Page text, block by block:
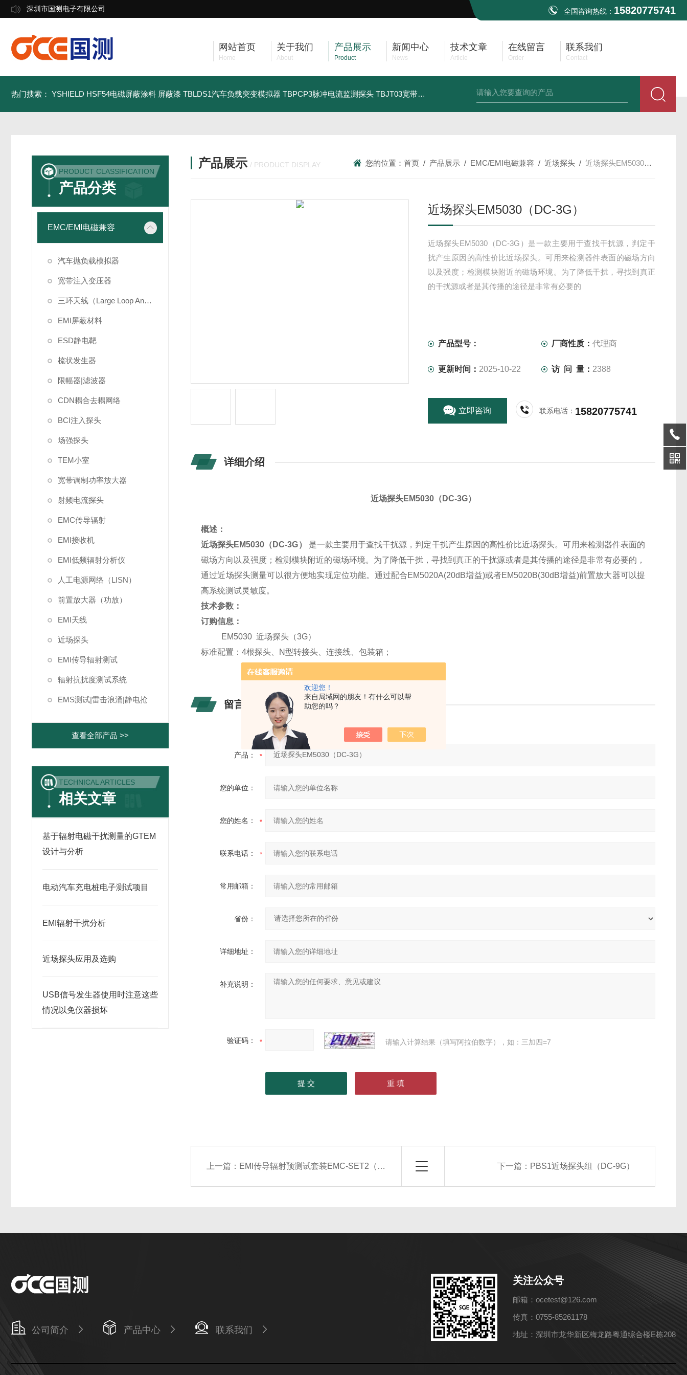
欢迎您！
来自局域网的朋友！有什么可以帮
助您的吗？
深圳市国测电子有限公司 全国咨询热线： 15820775741
网站首页
Home
关于我们
About
产品展示
Product
新闻中心
News
技术文章
Article
在线留言
Order
联系我们
Contact
热门搜索： YSHIELD HSF54电磁屏蔽涂料 屏蔽漆 TBLDS1汽车负载突变模拟器 TBPCP3脉冲电流监测探头 TBJT03宽带注入变压器 TBMA8 EMI测试天线30MHz-3GHz TBMA1B EMI双锥天线30M-3G
PRODUCT CLASSIFICATION
产品分类
EMC/EMI电磁兼容
汽车抛负载模拟器
宽带注入变压器
三环天线（Large Loop Antenna）
EMI屏蔽材料
ESD静电靶
梳状发生器
限幅器|滤波器
CDN耦合去耦网络
BCI注入探头
场强探头
TEM小室
宽带调制功率放大器
射频电流探头
EMC传导辐射
EMI接收机
EMI低频辐射分析仪
人工电源网络（LISN）
前置放大器（功放）
EMI天线
近场探头
EMI传导辐射测试
辐射抗扰度测试系统
EMS测试|雷击浪涌|静电抢
查看全部产品 >>
TECHNICAL ARTICLES
相关文章
基于辐射电磁干扰测量的GTEM
设计与分析
电动汽车充电桩电子测试项目
EMI辐射干扰分析
近场探头应用及选购
USB信号发生器使用时注意这些
情况以免仪器损坏
产品展示 / PRODUCT DISPLAY 您的位置：首页 / 产品展示 / EMC/EMI电磁兼容 /近场探头 /近场探头EM5030（DC-3G）
近场探头EM5030（DC-3G）
近场探头EM5030（DC-3G）是一款主要用于查找干扰源，判定干
扰产生原因的高性价比近场探头。可用来检测器件表面的磁场方向
以及强度；检测模块附近的磁场环境。为了降低干扰，寻找到真正
的干扰源或者是其传播的途径是非常有必要的
产品型号： 厂商性质：代理商
更新时间： 2025-10-22 访 问 量： 2388
立即咨询 联系电话： 15820775741
详细介绍
近场探头EM5030（DC-3G）
概述：
近场探头EM5030（DC-3G）
是一款主要用于查找干扰源，判定干扰产生原因的高性价比近场探头。可用来检测器件表面的
磁场方向以及强度；检测模块附近的磁场环境。为了降低干扰，寻找到真正的干扰源或者是其传播的途径是非常有必要的，
通过近场探头测量可以很方便地实现定位功能。 通过配合EM5020A(20dB增益)或者EM5020B(30dB增益)前置放大器可以提
高系统测试灵敏度。
技术参数：
订购信息：
EM5030 近场探头（3G）
标准配置：4根探头、N型转接头、连接线、包装箱；
留言询价
产品：
您的单位：
您的姓名：
联系电话：
常用邮箱：
省份：
详细地址：
补充说明：
验证码： 请输入计算结果（填写阿拉伯数字），如：三加四=7
上一篇： EMI传导辐射预测试套装EMC-SET2（3G） 下一篇： PBS1近场探头组（DC-9G）
公司简介 产品中心 联系我们
关注公众号
邮箱：ocetest@126.com
传真：0755-85261178
地址：深圳市龙华新区梅龙路粤通综合楼E栋208